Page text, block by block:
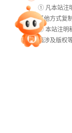
① 凡本站注
其他方式复
② 本站注明
稿涉及版权
专家指导课